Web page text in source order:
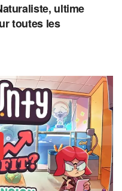
ultime
toutes les